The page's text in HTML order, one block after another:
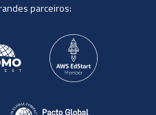
parceiros: